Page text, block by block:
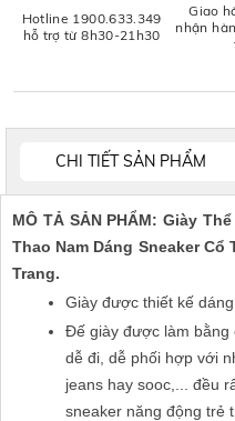
Hotline 1900.633.349
hỗ trợ từ 8h30-21h30
Giao
nhận
CHI TIẾT SẢN PHẨM
MÔ TẢ SẢN PHẨM: Giày
Thao Nam Dáng Sneaker
Trang.
Giày được thiết kế
Đế giày được làm bằng
dễ đi, dễ phối hợp với
jeans hay sooc,... đều
sneaker năng động trẻ